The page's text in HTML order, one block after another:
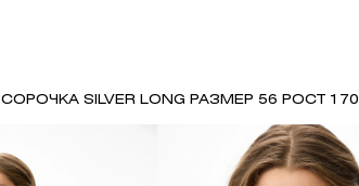
СОРОЧКА SILVER LONG РАЗМЕР 56 РОСТ 170